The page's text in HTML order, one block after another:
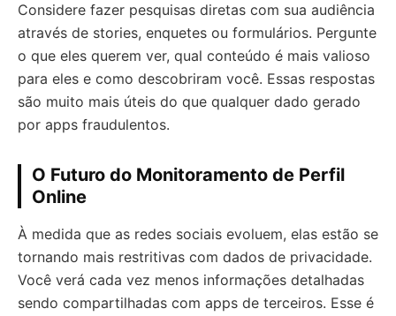
Considere fazer pesquisas diretas com sua audiência
através de stories, enquetes ou formulários. Pergunte
o que eles querem ver, qual conteúdo é mais valioso
para eles e como descobriram você. Essas respostas
são muito mais úteis do que qualquer dado gerado
por apps fraudulentos.
O Futuro do Monitoramento de Perfil
Online
À medida que as redes sociais evoluem, elas estão se
tornando mais restritivas com dados de privacidade.
Você verá cada vez menos informações detalhadas
sendo compartilhadas com apps de terceiros. Esse é